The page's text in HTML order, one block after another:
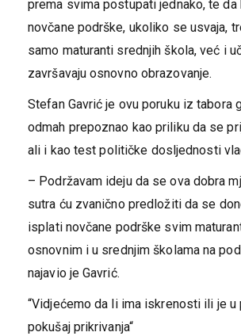
prema svima postupati jednako, te
novčane podrške, ukoliko se usvaja,
samo maturanti srednjih škola, već i
završavaju osnovno obrazovanje.
​Stefan Gavrić je ovu poruku iz tabora
odmah prepoznao kao priliku da se
ali i kao test političke dosljednosti
​– Podržavam ideju da se ova dobra
sutra ću zvanično predložiti da se
isplati novčane podrške svim
osnovnim i u srednjim školama na
najavio je Gavrić.
​“Vidjećemo da li ima iskrenosti ili je u
pokušaj prikrivanja“